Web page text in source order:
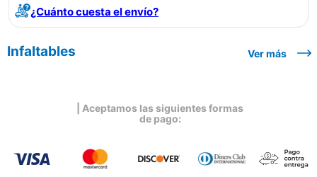
¿Cuánto cuesta el envío?
Infaltables Ver más
| Aceptamos las siguientes formas
de pago: